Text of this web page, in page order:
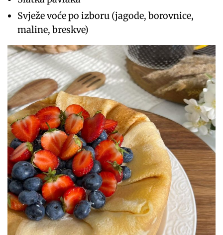
Svježe voće po izboru (jagode, borovnice,
maline, breskve)